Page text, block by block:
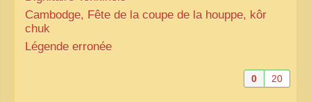
Cambodge, Fête de la coupe de la houppe, kôr
chuk
Légende erronée
0 20